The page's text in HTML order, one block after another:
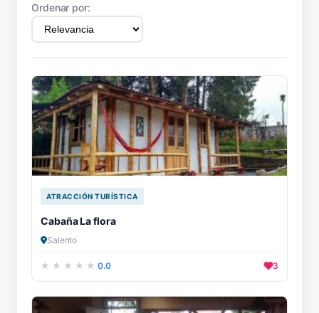
Ordenar por:
ATRACCIÓN TURÍSTICA
Cabaña La flora
Salento
0.0 3